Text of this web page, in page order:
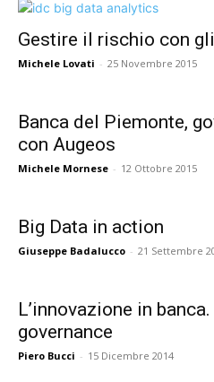
Gestire il rischio con
Michele Lovati - 25 Novembre 2015
Banca del Piemonte,
con Augeos
Michele Mornese - 12 Ottobre 2015
Big Data in action
Giuseppe Badalucco - 21 Settembre
L’innovazione in
governance
Piero Bucci - 15 Dicembre 2014